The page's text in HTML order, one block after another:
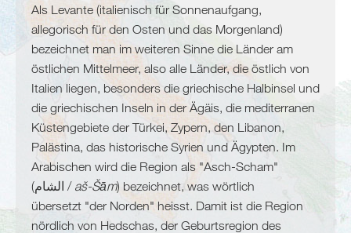
mehr
Flucht
und
Migration
Maghreb
Malta
Marokko
Algerien
Tunesien
Libyen
für
Sie
Dienstleistungen
Über
uns
Als Levante (italienisch für Sonnenaufgang,
allegorisch für den Osten und das Morgenland)
bezeichnet man im weiteren Sinne die Länder am
östlichen Mittelmeer, also alle Länder, die östlich von
Italien liegen, besonders die griechische Halbinsel und
die griechischen Inseln in der Ägäis, die mediterranen
Küstengebiete der Türkei, Zypern, den Libanon,
Palästina, das historische Syrien und Ägypten. Im
Arabischen wird die Region als "Asch-Scham"
(الشام / aš-Šām) bezeichnet, was wörtlich
übersetzt "der Norden" heisst. Damit ist die Region
nördlich von Hedschas, der Geburtsregion des